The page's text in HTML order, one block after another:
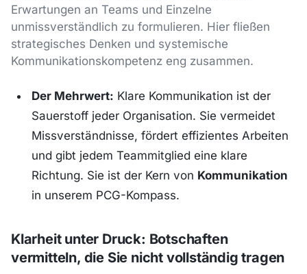
Erwartungen an Teams und Einzelne
unmissverständlich zu formulieren. Hier fließen
strategisches Denken und systemische
Kommunikationskompetenz eng zusammen.
Der Mehrwert: Klare Kommunikation ist der
Sauerstoff jeder Organisation. Sie vermeidet
Missverständnisse, fördert effizientes Arbeiten
und gibt jedem Teammitglied eine klare
Richtung. Sie ist der Kern von Kommunikation
in unserem PCG-Kompass.
Klarheit unter Druck: Botschaften
vermitteln, die Sie nicht vollständig tragen